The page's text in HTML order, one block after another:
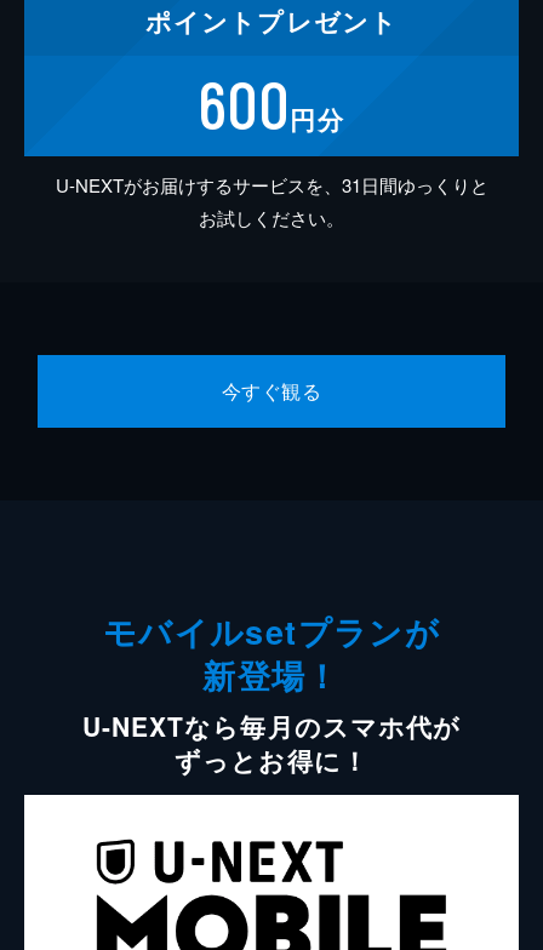
ポイント プレゼント
600円分
U-NEXTがお届けするサービスを、31日間ゆっくりと
お試しください。
今すぐ観る
モバイルsetプランが
新登場！
U-NEXTなら毎月のスマホ代が
ずっとお得に！